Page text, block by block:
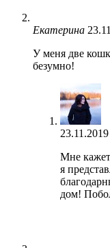
Екатерина
У меня две
безумно!
Мне
я
дом!